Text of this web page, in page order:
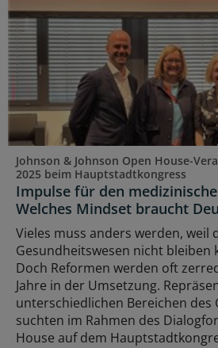
Johnson & Johnson Open House-
2025 beim Hauptstadtkongress
Impulse für den
Welches Mindset braucht
Vieles muss anders werden, weil
Gesundheitswesen nicht bleiben
Doch Reformen werden oft
Jahre in der Umsetzung.
unterschiedlichen Bereichen des
suchten im Rahmen des
House auf dem